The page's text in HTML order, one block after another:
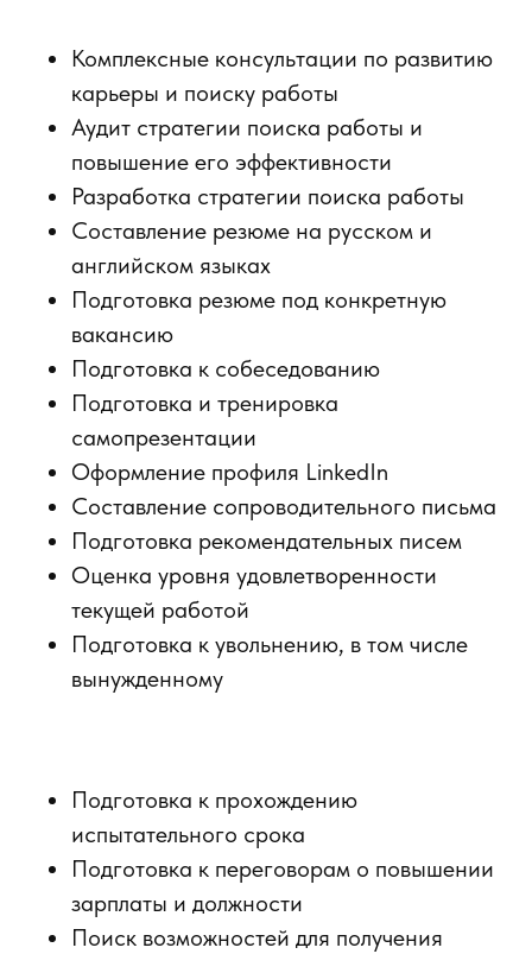
Комплексные консультации по развитию
карьеры и поиску работы
Аудит стратегии поиска работы и
повышение его эффективности
Разработка стратегии поиска работы
Составление резюме на русском и
английском языках
Подготовка резюме под конкретную
вакансию
Подготовка к собеседованию
Подготовка и тренировка
самопрезентации
Оформление профиля LinkedIn
Составление сопроводительного письма
Подготовка рекомендательных писем
Оценка уровня удовлетворенности
текущей работой
Подготовка к увольнению, в том числе
вынужденному
Подготовка к прохождению
испытательного срока
Подготовка к переговорам о повышении
зарплаты и должности
Поиск возможностей для получения